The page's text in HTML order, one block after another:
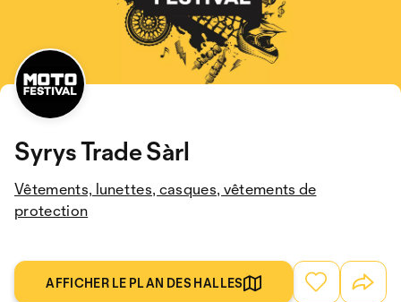
Syrys Trade Sàrl
Vêtements, lunettes, casques, vêtements de
protection
AFFICHER LE PLAN DES HALLES